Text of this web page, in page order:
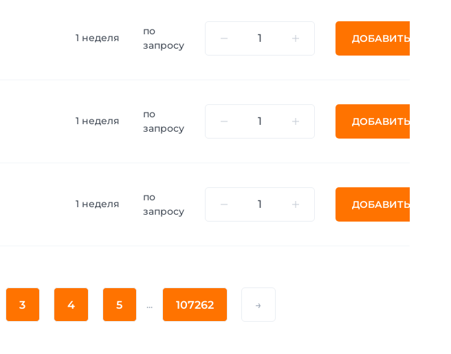
1 неделя
по
запросу
ДОБАВИТЬ
1 неделя
по
запросу
ДОБАВИТЬ
1 неделя
по
запросу
ДОБАВИТЬ
3 4 5 ... 107262 →